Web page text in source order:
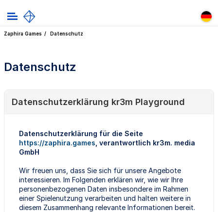
Zaphira Games Datenschutz
Datenschutz
Datenschutzerklärung kr3m Playground
Datenschutzerklärung für die Seite
https://zaphira.games , verantwortlich kr3m. media
GmbH
Wir freuen uns, dass Sie sich für unsere Angebote
interessieren. Im Folgenden erklären wir, wie wir Ihre
personenbezogenen Daten insbesondere im Rahmen
einer Spielenutzung verarbeiten und halten weitere in
diesem Zusammenhang relevante Informationen bereit.